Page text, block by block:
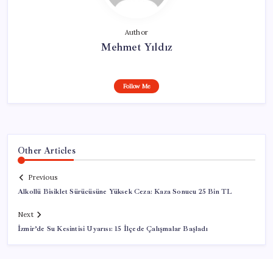
Author
Mehmet Yıldız
Follow Me
Other Articles
Previous
Alkollü Bisiklet Sürücüsüne Yüksek Ceza: Kaza Sonucu 25 Bin TL
Next
İzmir’de Su Kesintisi Uyarısı: 15 İlçede Çalışmalar Başladı